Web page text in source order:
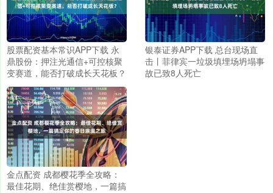
股票配资基本常识APP下载 永
鼎股份：押注光通信+可控核聚
变赛道，能否打破成长天花板？
银泰证券APP下载 总台现场直
击丨菲律宾一垃圾填埋场坍塌事
故已致8人死亡
金点配资 成都樱花季全攻略：
最佳花期、绝佳赏樱地，一篇搞